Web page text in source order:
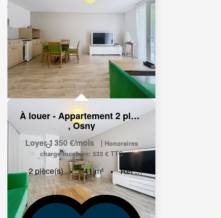
À louer - Appartement 2 pièces meublé situé à Osny
,Osny
Loyer 1 350 €/mois | Honoraires
charge locataire: 533 € TTC
2pièce(s) 41m²
Réf :
1240